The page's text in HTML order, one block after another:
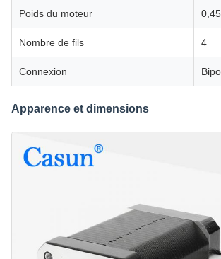
Poids du moteur
Nombre de fils 4
Connexion
Apparence et dimensions